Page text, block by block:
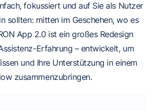
fokussiert und auf Sie als Nutzer
sollten: mitten im Geschehen, wo es
App 2.0 ist ein großes Redesign
Erfahrung – entwickelt, um
und Ihre Unterstützung in einem
zusammenzubringen.